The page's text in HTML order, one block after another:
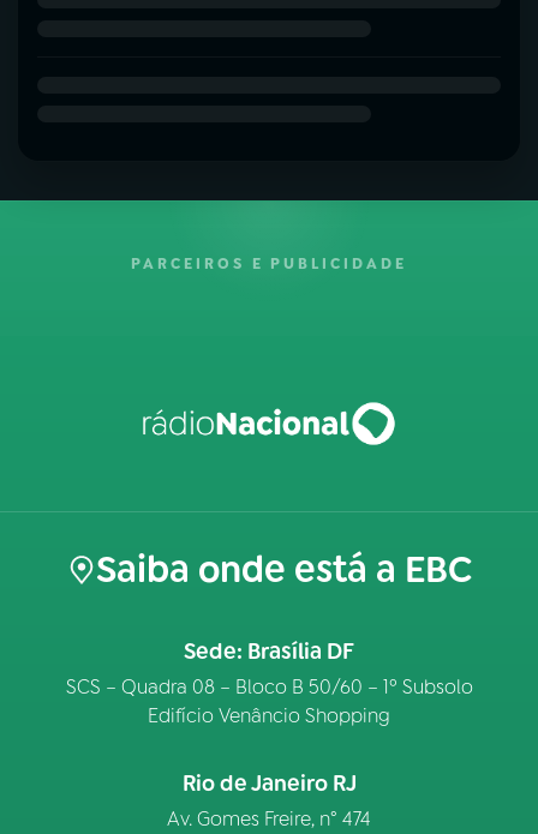
PARCEIROS E PUBLICIDADE
Saiba onde está a EBC
Sede: Brasília DF
SCS – Quadra 08 – Bloco B 50/60 – 1º Subsolo
Edifício Venâncio Shopping
Rio de Janeiro RJ
Av. Gomes Freire, n° 474